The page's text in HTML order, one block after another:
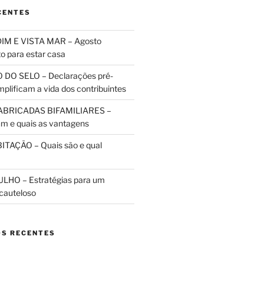
E VISTA MAR – Agosto
para estar casa
DO SELO – Declarações pré-
a vida dos contribuintes
BIFAMILIARES –
e quais as vantagens
– Quais são e qual
– Estratégias para um
RECENTES